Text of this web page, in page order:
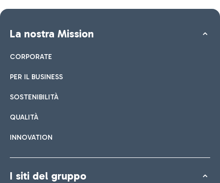
La nostra Mission
CORPORATE
PER IL BUSINESS
SOSTENIBILITÀ
QUALITÀ
INNOVATION
I siti del gruppo